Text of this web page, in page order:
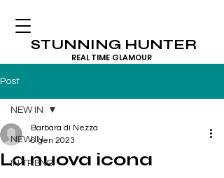
STUNNING HUNTER
REAL TIME GLAMOUR
Post
NEW IN
IN TREND
NEW IN
La nuova icona
Barbara di Nezza
6 gen 2023